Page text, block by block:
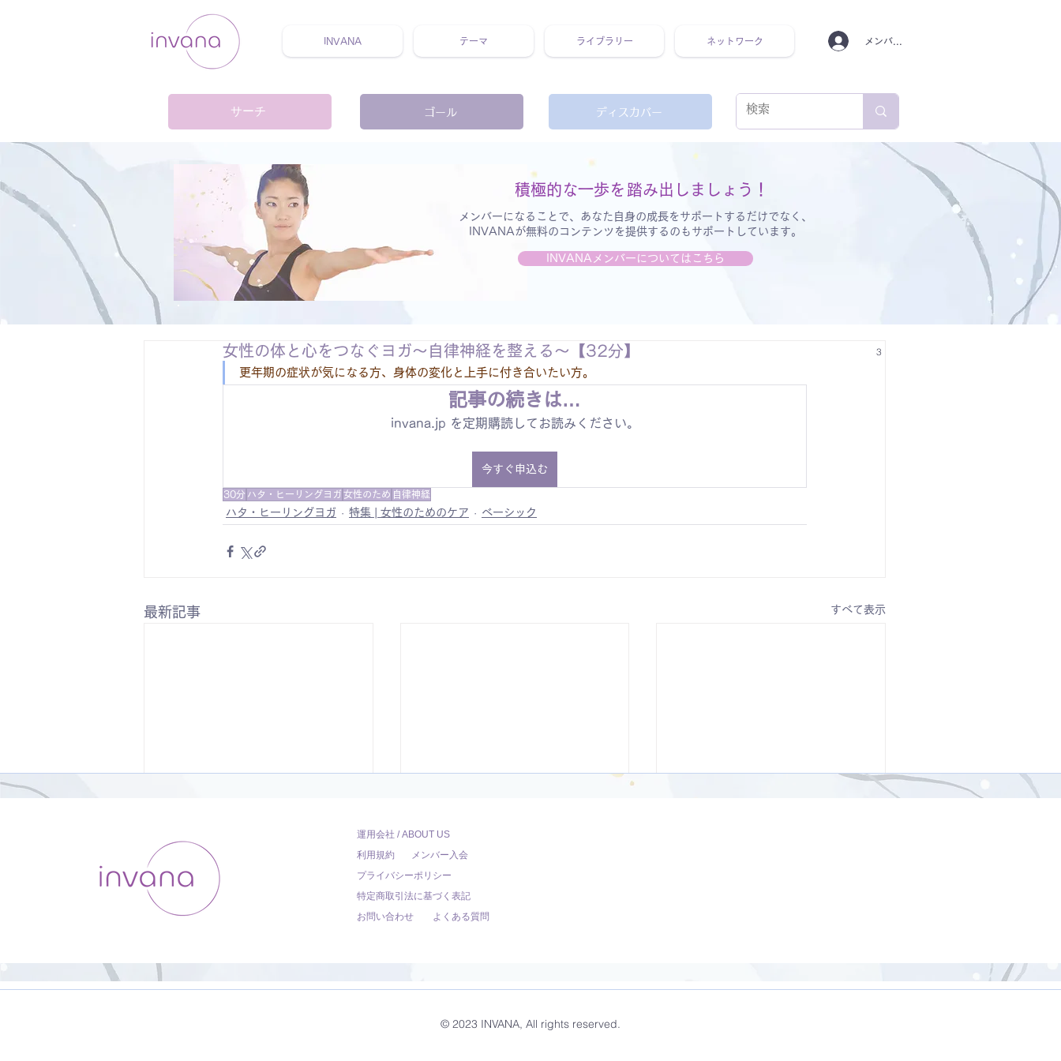
INVANA テーマ ライブラリー ネットワーク メンバーログイン
サーチ ゴール ディスカバー
積極的な一歩を
メンバーになることで、あなた自身の成長をサポートするだけでなく、
INVANAが無料のコンテンツを提供するのもサポートしています。
INVANAメンバーについてはこちら
踏み出しましょう！
女性の体と心をつなぐヨガ〜自律神経を整える〜【32分】
更年期の症状が気になる方、身体の変化と上手に付き合いたい方。
記事の続きは…
invana.jp を定期購読してお読みください。
今すぐ申込む
30分 ハタ・ヒーリングヨガ 女性のため 自律神経
ハタ・ヒーリングヨガ 特集 | 女性のためのケア ベーシック
最新記事 すべて表示
分】
3
運用会社 / ABOUT US
利用規約
メンバー入会
プライバシーポリシー
特定商取引法に基づく表記
お問い合わせ
よくある質問
© 2023 INVANA, All rights reserved.